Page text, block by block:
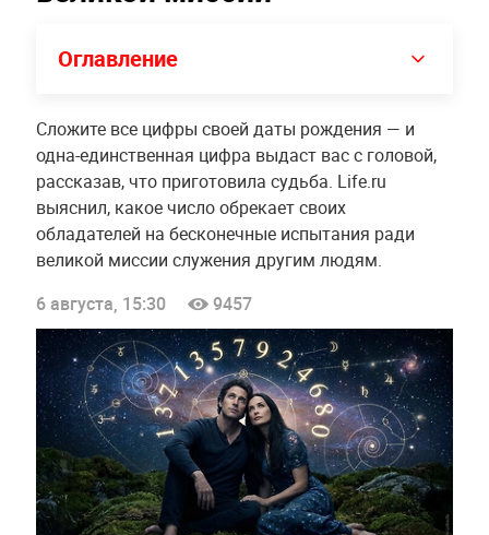
Оглавление
Сложите все цифры своей даты рождения — и
одна-единственная цифра выдаст вас с головой,
рассказав, что приготовила судьба. Life.ru
выяснил, какое число обрекает своих
обладателей на бесконечные испытания ради
великой миссии служения другим людям.
6 августа, 15:30
9457